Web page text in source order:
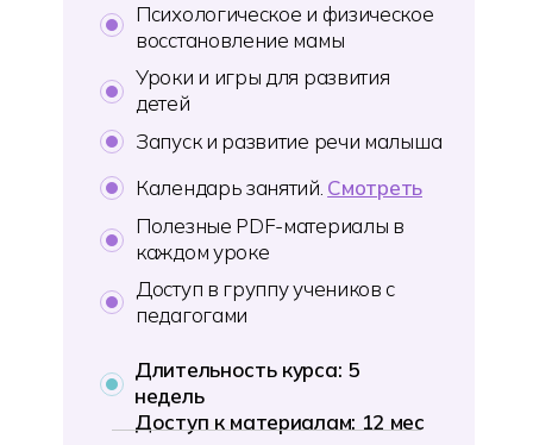
Психологическое и физическое
восстановление мамы
Уроки и игры для развития
детей
Запуск и развитие речи малыша
Календарь занятий. Смотреть
Полезные PDF-материалы в
каждом уроке
Доступ в группу учеников с
педагогами
Длительность курса: 5
недель
Доступ к материалам: 12 мес